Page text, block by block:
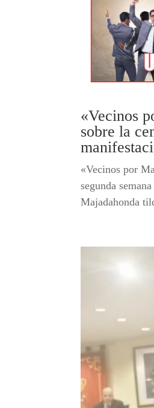
«Vecinos
sobre la
«Vecinos por
segunda
Majadahonda